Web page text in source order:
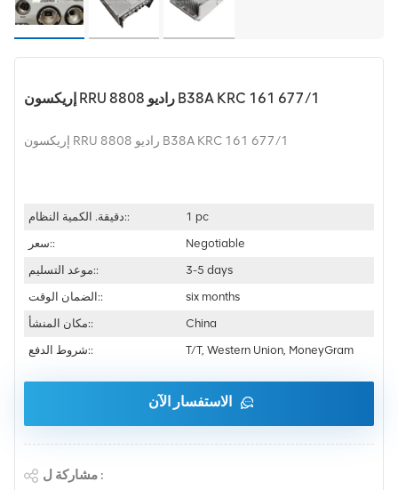
إريكسون RRU راديو 8808 B38A KRC 161 677/1
إريكسون RRU راديو 8808 B38A KRC 161 677/1
دقيقة. الكمية النظام::
1 pc
سعر::
Negotiable
موعد التسليم::
3-5 days
الضمان الوقت::
six months
مكان المنشأ::
China
شروط الدفع::
T/T, Western Union, MoneyGram
الاستفسار الآن
مشاركة ل :